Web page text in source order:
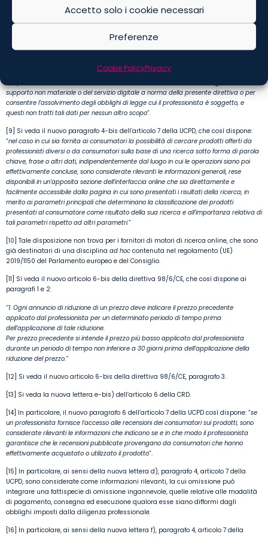
Accetto solo i cookie necessari
Preferenze
Cookie PolicyPrivacy
[8] Si veda il nuovo paragrafo 1-bis dell’articolo 3 della CRD, che così dispone: “
presente direttiva si applica anche se il professionista fornisce o si impegna a fornire
un contenuto digitale mediante un supporto non materiale o un servizio digitale al
professionista, tranne i casi in cui i dati personali forniti dal consumatore siano trattati
supporto non materiale o del servizio digitale a norma della presente direttiva o per
consentire l’assolvimento degli obblighi di legge cui il professionista è soggetto, e
questi non tratti tali dati per nessun altro scopo”.
[9] Si veda il nuovo paragrafo 4-bis dell’articolo 7 della UCPD, che così dispone:
“nel caso in cui sia fornita ai consumatori la possibilità di cercare prodotti offerti da
professionisti diversi o da consumatori sulla base di una ricerca sotto forma di parola
chiave, frase o altri dati, indipendentemente dal luogo in cui le operazioni siano poi
effettivamente concluse, sono considerate rilevanti le informazioni generali, rese
disponibili in un’apposita sezione dell’interfaccia online che sia direttamente e
facilmente accessibile dalla pagina in cui sono presentati i risultati della ricerca, in
merito ai parametri principali che determinano la classificazione dei prodotti
presentati al consumatore come risultato della sua ricerca e all’importanza relativa di
tali parametri rispetto ad altri parametri.”
[10] Tale disposizione non trova per i fornitori di motori di ricerca online, che sono
già destinatari di una disciplina ad hoc contenuta nel regolamento (UE)
2019/1150 del Parlamento europeo e del Consiglio.
[11] Si veda il nuovo articolo 6-bis della direttiva 98/6/CE, che così dispone ai
paragrafi 1 e 2:
“1. Ogni annuncio di riduzione di un prezzo deve indicare il prezzo precedente
applicato dal professionista per un determinato periodo di tempo prima
dell’applicazione di tale riduzione.
Per prezzo precedente si intende il prezzo più basso applicato dal professionista
durante un periodo di tempo non inferiore a 30 giorni prima dell’applicazione della
riduzione del prezzo.”
[12] Si veda il nuovo articolo 6-bis della direttiva 98/6/CE, paragrafo 3.
[13] Si veda la nuova lettera e-bis) dell’articolo 6 della CRD.
[14] In particolare, il nuovo paragrafo 6 dell’articolo 7 della UCPD così dispone: “se
un professionista fornisce l’accesso alle recensioni dei consumatori sui prodotti, sono
considerate rilevanti le informazioni che indicano se e in che modo il professionista
garantisce che le recensioni pubblicate provengano da consumatori che hanno
effettivamente acquistato o utilizzato il prodotto”.
[15] In particolare, ai sensi della nuova lettera d), paragrafo 4, articolo 7 della
UCPD, sono considerate come informazioni rilevanti, la cui omissione può
integrare una fattispecie di omissione ingannevole, quelle relative alle modalità
di pagamento, consegna ed esecuzione qualora esse siano difformi dagli
obblighi imposti dalla diligenza professionale.
[16] In particolare, ai sensi della nuova lettera f), paragrafo 4, articolo 7 della